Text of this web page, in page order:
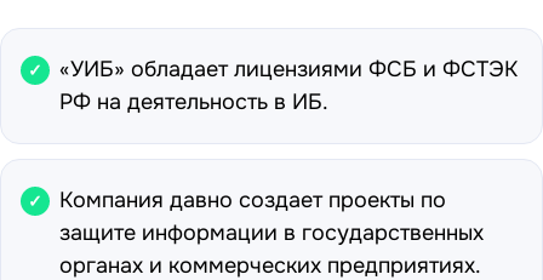
«УИБ» обладает лицензиями ФСБ и ФСТЭК
РФ на деятельность в ИБ.
Компания давно создает проекты по
защите информации в государственных
органах и коммерческих предприятиях.